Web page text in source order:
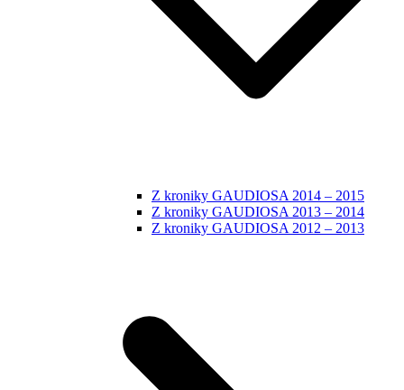
Z kroniky GAUDIOSA 2014 – 2015
Z kroniky GAUDIOSA 2013 – 2014
Z kroniky GAUDIOSA 2012 – 2013